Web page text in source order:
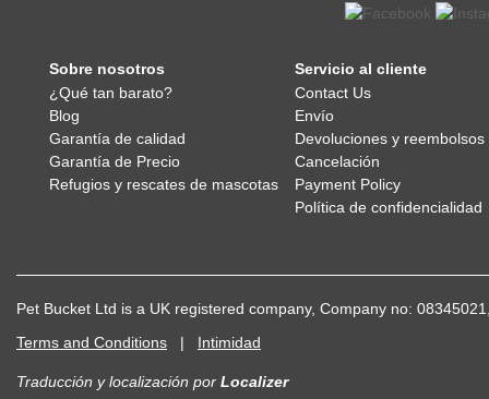
Sobre nosotros
¿Qué tan barato?
Blog
Garantía de calidad
Garantía de Precio
Refugios y rescates de mascotas
Servicio al cliente
Contact Us
Envío
Devoluciones y reembolsos
Cancelación
Payment Policy
Política de confidencialidad
Pet Bucket Ltd is a UK registered company, Company no:
Terms and Conditions | Intimidad
Traducción y localización por Localizer